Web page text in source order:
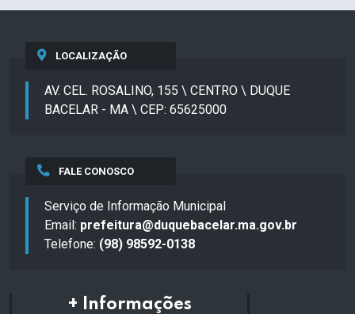
LOCALIZAÇÃO
AV. CEL. ROSALINO, 155 \ CENTRO \ DUQUE
BACELAR - MA \ CEP: 65625000
FALE CONOSCO
Serviço de Informação Municipal
Email: prefeitura@duquebacelar.ma.gov.br
Telefone: (98) 98592-0138
+ Informações